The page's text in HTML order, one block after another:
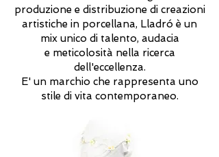
produzione e distribuzione di creazioni
artistiche in porcellana, Lladró è un
mix unico di talento, audacia
e meticolosità nella ricerca
dell'eccellenza.
E' un marchio che rappresenta uno
stile di vita contemporaneo.